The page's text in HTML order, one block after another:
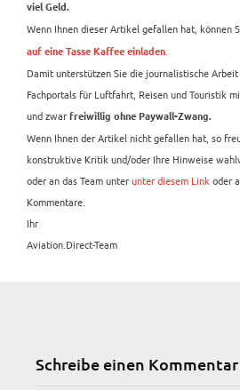
viel Geld.
Wenn Ihnen dieser Artikel gefallen hat, können
auf eine Tasse Kaffee einladen
Damit unterstützen Sie die journalistische
Fachportals für Luftfahrt, Reisen und Touristik
und zwar freiwillig ohne Paywall-Zwang.
Wenn Ihnen der Artikel nicht gefallen hat, so
konstruktive Kritik und/oder Ihre Hinweise
oder an das Team unterunter diesem Link oder
Kommentare.
Ihr
Aviation.Direct-Team
Schreibe einen Kommentar